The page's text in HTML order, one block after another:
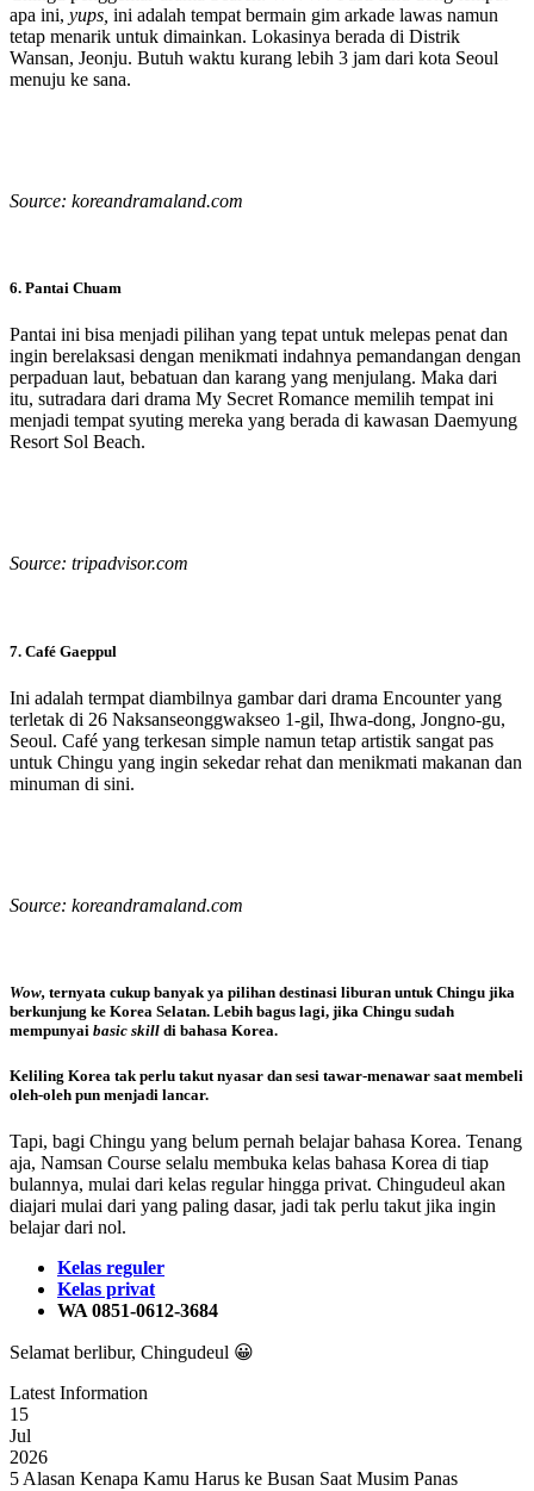
apa ini, yups, ini adalah tempat bermain gim arkade lawas namun
tetap menarik untuk dimainkan. Lokasinya berada di Distrik
Wansan, Jeonju. Butuh waktu kurang lebih 3 jam dari kota Seoul
menuju ke sana.
Source: koreandramaland.com
6. Pantai Chuam
Pantai ini bisa menjadi pilihan yang tepat untuk melepas penat dan
ingin berelaksasi dengan menikmati indahnya pemandangan dengan
perpaduan laut, bebatuan dan karang yang menjulang. Maka dari
itu, sutradara dari drama My Secret Romance memilih tempat ini
menjadi tempat syuting mereka yang berada di kawasan Daemyung
Resort Sol Beach.
Source: tripadvisor.com
7. Café Gaeppul
Ini adalah termpat diambilnya gambar dari drama Encounter yang
terletak di 26 Naksanseonggwakseo 1-gil, Ihwa-dong, Jongno-gu,
Seoul. Café yang terkesan simple namun tetap artistik sangat pas
untuk Chingu yang ingin sekedar rehat dan menikmati makanan dan
minuman di sini.
Source: koreandramaland.com
Wow, ternyata cukup banyak ya pilihan destinasi liburan untuk Chingu jika
berkunjung ke Korea Selatan. Lebih bagus lagi, jika Chingu sudah
mempunyai basic skill di bahasa Korea.
Keliling Korea tak perlu takut nyasar dan sesi tawar-menawar saat membeli
oleh-oleh pun menjadi lancar.
Tapi, bagi Chingu yang belum pernah belajar bahasa Korea. Tenang
aja, Namsan Course selalu membuka kelas bahasa Korea di tiap
bulannya, mulai dari kelas regular hingga privat. Chingudeul akan
diajari mulai dari yang paling dasar, jadi tak perlu takut jika ingin
belajar dari nol.
Kelas reguler
Kelas privat
WA 0851-0612-3684
Selamat berlibur, Chingudeul 😀
Latest Information
15
Jul
2026
5 Alasan Kenapa Kamu Harus ke Busan Saat Musim Panas